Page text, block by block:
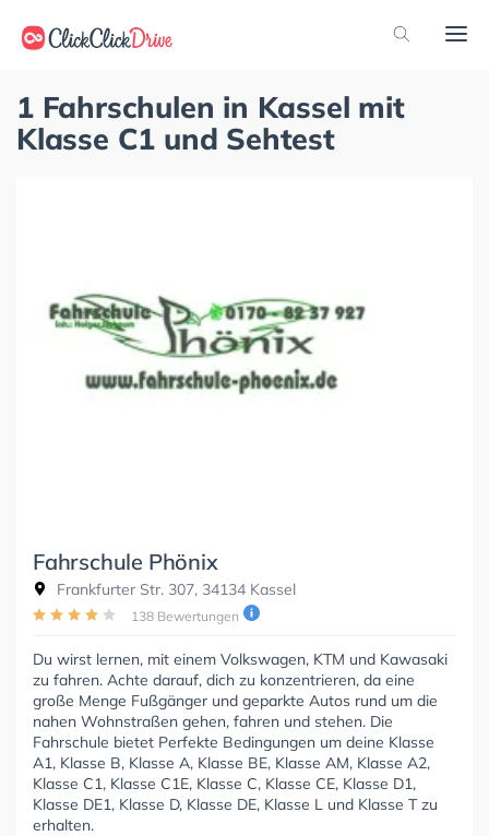
1 Fahrschulen in Kassel mit
Klasse C1 und Sehtest
Fahrschule Phönix
Frankfurter Str. 307, 34134 Kassel
138 Bewertungen
Du wirst lernen, mit einem Volkswagen, KTM und Kawasaki
zu fahren. Achte darauf, dich zu konzentrieren, da eine
große Menge Fußgänger und geparkte Autos rund um die
nahen Wohnstraßen gehen, fahren und stehen. Die
Fahrschule bietet Perfekte Bedingungen um deine Klasse
A1, Klasse B, Klasse A, Klasse BE, Klasse AM, Klasse A2,
Klasse C1, Klasse C1E, Klasse C, Klasse CE, Klasse D1,
Klasse DE1, Klasse D, Klasse DE, Klasse L und Klasse T zu
erhalten.